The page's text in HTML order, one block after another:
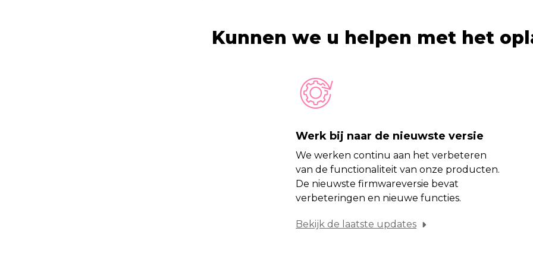
Kunnen we u helpen met het
Werk bij naar de nieuwste versie
We werken continu aan het verbeteren
van de functionaliteit van onze producten.
De nieuwste firmwareversie bevat
verbeteringen en nieuwe functies.
Bekijk de laatste updates